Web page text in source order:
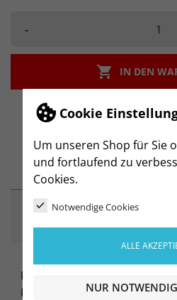
Cookie
Um unseren Shop für Sie
und fortlaufend zu
Cookies.
Notwendige Cookies
ALLE
NUR
-
 IN DEN
Die hmlCORE 2.0 SPORTS BAG
Polyestergewebe, was sie